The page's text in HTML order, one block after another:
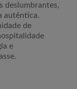
deslumbrantes,
autêntica.
de
e